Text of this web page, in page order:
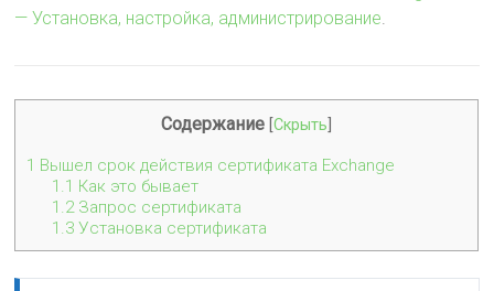
— Установка, настройка, администрирование.
Содержание [Скрыть
1 Вышел срок действия сертификата Exchange
1.1 Как это бывает
1.2Запрос сертификата
1.3 Установка сертификата